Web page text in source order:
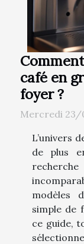
café en
foyer ?
Mercredi 23/
L’univers
de plus
modèles
simple de
ce guide,